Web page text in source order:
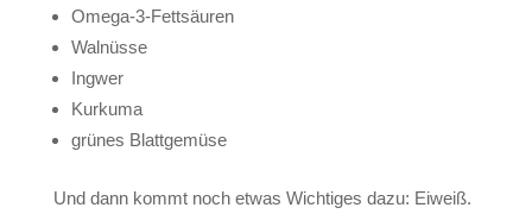
Omega-3-Fettsäuren
Walnüsse
Ingwer
Kurkuma
grünes Blattgemüse
Und dann kommt noch etwas Wichtiges dazu: Eiweiß.